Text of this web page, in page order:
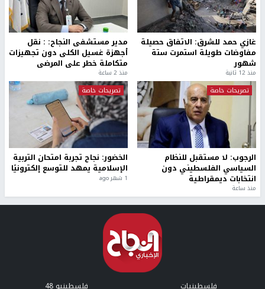
غازي حمد للشرق: الاتفاق حصيلة
مفاوضات طويلة استمرت ستة
شهور
منذ 12 ثانية
مدير مستشفى النجاح: : نقل
أجهزة غسيل الكلى دون تجهيزات
متكاملة خطر على المرضى
منذ 2 ساعة
تصريحات خاصة
الرجوب: لا مستقبل للنظام
السياسي الفلسطيني دون
انتخابات ديمقراطية
منذ ساعة
تصريحات خاصة
الخضور: نجاح تجربة امتحان التربية
الإسلامية يمهد للتوسع إلكترونيًا
1 شهر ago